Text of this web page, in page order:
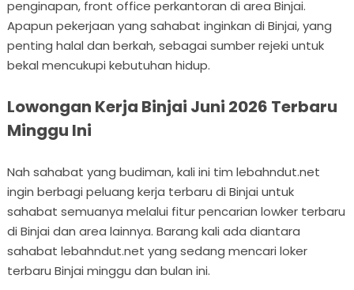
penginapan, front office perkantoran di area Binjai.
Apapun pekerjaan yang sahabat inginkan di Binjai, yang
penting halal dan berkah, sebagai sumber rejeki untuk
bekal mencukupi kebutuhan hidup.
Lowongan Kerja Binjai Juni 2026 Terbaru
Minggu Ini
Nah sahabat yang budiman, kali ini tim lebahndut.net
ingin berbagi peluang kerja terbaru di Binjai untuk
sahabat semuanya melalui fitur pencarian lowker terbaru
di Binjai dan area lainnya. Barang kali ada diantara
sahabat lebahndut.net yang sedang mencari loker
terbaru Binjai minggu dan bulan ini.